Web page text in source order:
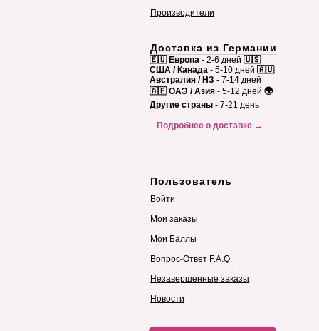
Производители
Доставка из Германии
🇪🇺 Европа - 2-6 дней 🇺🇸
США / Канада - 5-10 дней 🇦🇺
Австралия / НЗ - 7-14 дней
🇦🇪 ОАЭ / Азия - 5-12 дней 🌍
Другие страны - 7-21 день
Подробнее о доставке →
Пользователь
Войти
Мои заказы
Мои Баллы
Вопрос-Ответ F.A.Q.
Незавершенные заказы
Новости